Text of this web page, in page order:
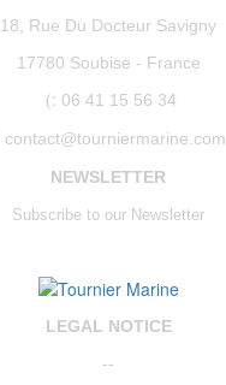
18, Rue Du Docteur Savigny
17780 Soubise - France
(: 06 41 15 56 34
contact@tourniermarine.com
NEWSLETTER
Subscribe to our Newsletter
LEGAL NOTICE
--